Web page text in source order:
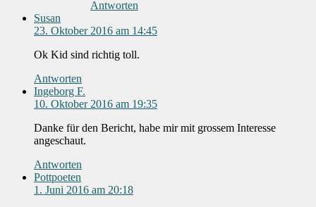
Antworten
Susan
23. Oktober 2016 am 14:45
Ok Kid sind richtig toll.
Antworten
Ingeborg F.
10. Oktober 2016 am 19:35
Danke für den Bericht, habe mir mit grossem Interesse
angeschaut.
Antworten
Pottpoeten
1. Juni 2016 am 20:18